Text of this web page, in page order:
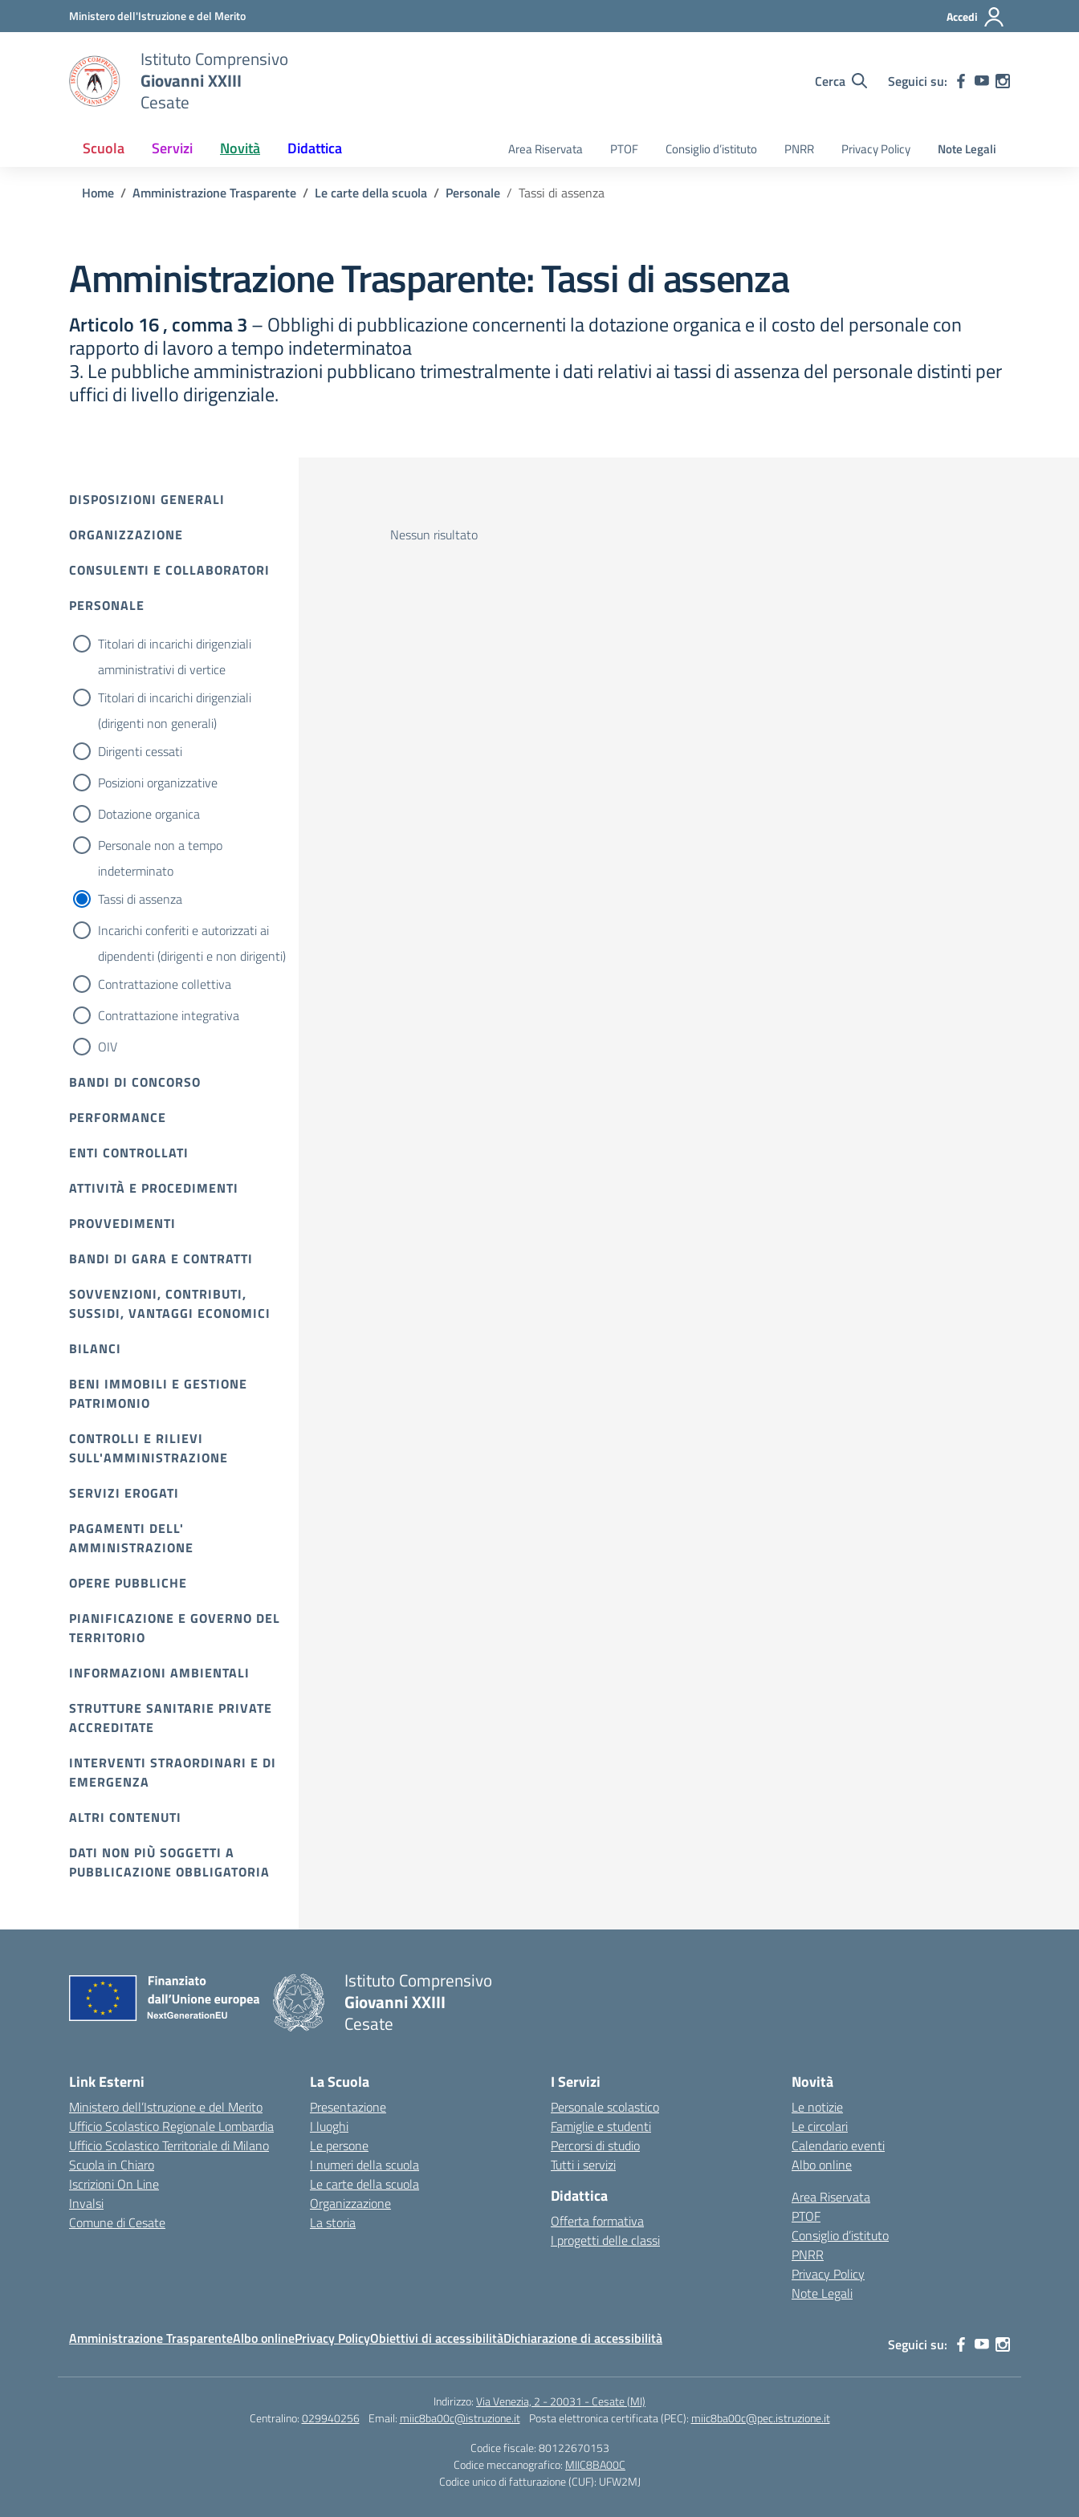
Vai ai contenuti
Vai al menu di navigazioneMinistero dell'Istruzione e del Merito Accedi
Istituto Comprensivo
Giovanni XXIII
Cesate
Cerca Seguici su:
Scuola Servizi Novità Didattica Area Riservata PTOF Consiglio d’istituto PNRR Privacy Policy Note Legali
Home Amministrazione Trasparente Le carte della scuola Personale Tassi di assenza
Amministrazione Trasparente:Tassi di assenza
Articolo 16 , comma 3– Obblighi di pubblicazione concernenti la dotazione organica e il costo del personale con
rapporto di lavoro a tempo indeterminatoa
3. Le pubbliche amministrazioni pubblicano trimestralmente i dati relativi ai tassi di assenza del personale distinti per
uffici di livello dirigenziale.
DISPOSIZIONI GENERALI
ORGANIZZAZIONE
CONSULENTI E COLLABORATORI
PERSONALE
Titolari di incarichi dirigenziali
amministrativi di vertice
Titolari di incarichi dirigenziali
(dirigenti non generali)
Dirigenti cessati
Posizioni organizzative
Dotazione organica
Personale non a tempo
indeterminato
Tassi di assenza
Incarichi conferiti e autorizzati ai
dipendenti (dirigenti e non dirigenti)
Contrattazione collettiva
Contrattazione integrativa
OIV
BANDI DI CONCORSO
PERFORMANCE
ENTI CONTROLLATI
ATTIVITÀ E PROCEDIMENTI
PROVVEDIMENTI
BANDI DI GARA E CONTRATTI
SOVVENZIONI, CONTRIBUTI,
SUSSIDI, VANTAGGI ECONOMICI
BILANCI
BENI IMMOBILI E GESTIONE
PATRIMONIO
CONTROLLI E RILIEVI
SULL'AMMINISTRAZIONE
SERVIZI EROGATI
PAGAMENTI DELL'
AMMINISTRAZIONE
OPERE PUBBLICHE
PIANIFICAZIONE E GOVERNO DEL
TERRITORIO
INFORMAZIONI AMBIENTALI
STRUTTURE SANITARIE PRIVATE
ACCREDITATE
INTERVENTI STRAORDINARI E DI
EMERGENZA
ALTRI CONTENUTI
DATI NON PIÙ SOGGETTI A
PUBBLICAZIONE OBBLIGATORIA
Nessun risultato
Istituto Comprensivo
Giovanni XXIII
Cesate
Link Esterni
Ministero dell’Istruzione e del Merito
Ufficio Scolastico Regionale Lombardia
Ufficio Scolastico Territoriale di Milano
Scuola in Chiaro
Iscrizioni On Line
Invalsi
Comune di Cesate
La Scuola
Presentazione
I luoghi
Le persone
I numeri della scuola
Le carte della scuola
Organizzazione
La storia
I Servizi
Personale scolastico
Famiglie e studenti
Percorsi di studio
Tutti i servizi
Didattica
Offerta formativa
I progetti delle classi
Novità
Le notizie
Le circolari
Calendario eventi
Albo online
Area Riservata
PTOF
Consiglio d’istituto
PNRR
Privacy Policy
Note Legali
Amministrazione TrasparenteAlbo onlinePrivacy PolicyObiettivi di accessibilitàDichiarazione di accessibilità Seguici su:
Indirizzo:Via Venezia, 2 - 20031 - Cesate (MI)
Centralino:029940256 Email: miic8ba00c@istruzione.it Posta elettronica certificata (PEC): miic8ba00c@pec.istruzione.it
Codice fiscale: 80122670153
Codice meccanografico: MIIC8BA00C
Codice unico di fatturazione (CUF): UFW2MJ